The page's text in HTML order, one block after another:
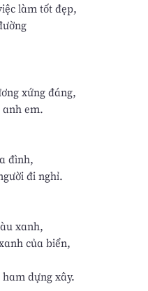
làm tốt đẹp,
xứng đáng,
anh em.
đình,
đi nghỉ.
xanh,
của biển,
dựng xây.